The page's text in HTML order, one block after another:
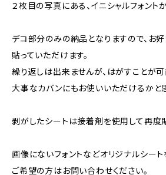
２枚目の写真にある、イニシャルフォント
デコ部分のみの納品となりますので、お
貼っていただけます。
繰り返しは出来ませんが、はがすことが
大事なカバンにもお使いいただけるかと
剥がしたシートは接着剤を使用して再度
画像にないフォントなどオリジナルシート
ご希望の方はお問い合わせください。